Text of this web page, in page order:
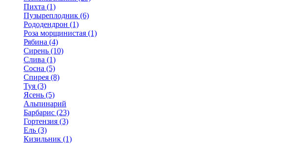
Пихта (1)
Пузыреплодник (6)
Рододендрон (1)
Роза морщинистая (1)
Рябина (4)
Сирень (10)
Слива (1)
Сосна (5)
Спирея (8)
Туя (3)
Ясень (5)
Альпинарий
Барбарис (23)
Гортензия (3)
Ель (3)
Кизильник (1)